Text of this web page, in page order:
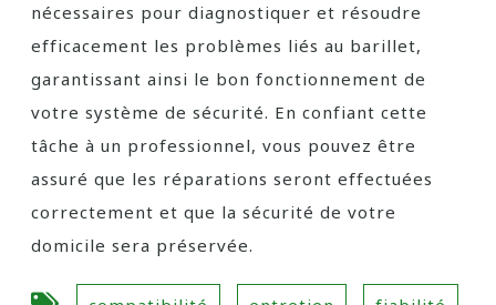
nécessaires pour diagnostiquer et résoudre
efficacement les problèmes liés au barillet,
garantissant ainsi le bon fonctionnement de
votre système de sécurité. En confiant cette
tâche à un professionnel, vous pouvez être
assuré que les réparations seront effectuées
correctement et que la sécurité de votre
domicile sera préservée.